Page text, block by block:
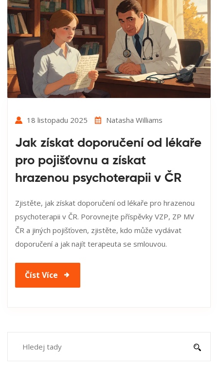
18 listopadu 2025 Natasha Williams
Jak získat doporučení od lékaře
pro pojišťovnu a získat
hrazenou psychoterapii v ČR
Zjistěte, jak získat doporučení od lékaře pro hrazenou
psychoterapii v ČR. Porovnejte příspěvky VZP, ZP MV
ČR a jiných pojišťoven, zjistěte, kdo může vydávat
doporučení a jak najít terapeuta se smlouvou.
Číst Více